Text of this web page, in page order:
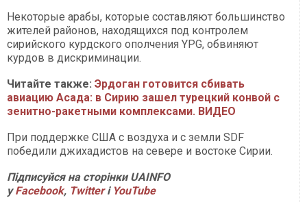
Некоторые арабы, которые составляют большинство
жителей районов, находящихся под контролем
сирийского курдского ополчения YPG, обвиняют
курдов в дискриминации.
Читайте также: Эрдоган готовится сбивать
авиацию Асада: в Сирию зашел турецкий конвой с
зенитно-ракетными комплексами. ВИДЕО
При поддержке США с воздуха и с земли SDF
победили джихадистов на севере и востоке Сирии.
Підписуйся на сторінки UAINFO
уFacebook, Twitterі YouTube